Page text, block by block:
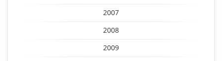
2007
2008
2009